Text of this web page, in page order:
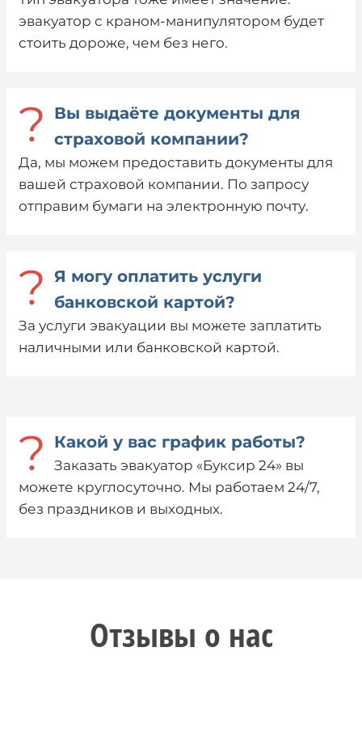
эвакуатор с краном-манипулятором будет
стоить дороже, чем без него.
?
Вы выдаёте документы для
страховой компании?
Да, мы можем предоставить документы для
вашей страховой компании. По запросу
отправим бумаги на электронную почту.
? Я могу оплатить услуги
банковской картой?
За услуги эвакуации вы можете заплатить
наличными или банковской картой.
? Какой у вас график работы?
Заказать эвакуатор «Буксир 24» вы
можете круглосуточно. Мы работаем 24/7,
без праздников и выходных.
Отзывы о нас